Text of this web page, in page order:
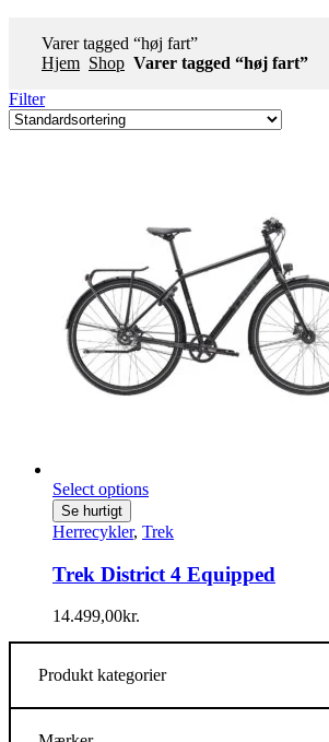
Varer tagged “høj fart”
Hjem Shop Varer tagged “høj fart”
Filter
Select options
Se hurtigt
Herrecykler, Trek
Trek District 4 Equipped
14.499,00kr.
Produkt kategorier